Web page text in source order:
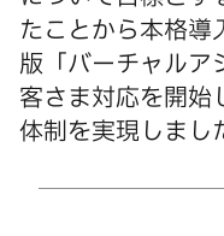
たことから本格
版「バーチャルア
客さま対応を開
体制を実現しまし